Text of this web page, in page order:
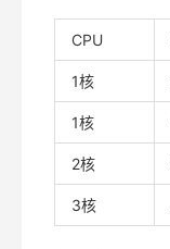
CPU
1核
1核
2核
3核